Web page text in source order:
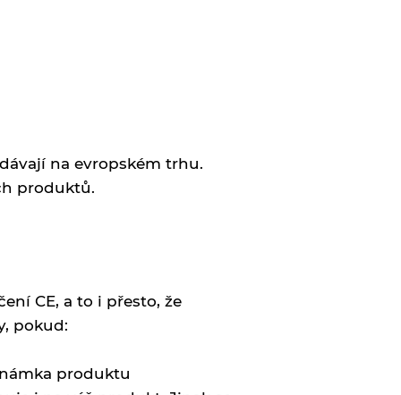
na evropském trhu.
produktů.
CE, a to i přesto, že
pokud:
produktu